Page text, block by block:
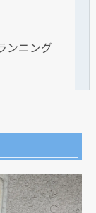
ンニング